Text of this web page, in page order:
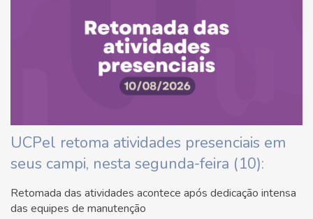
UCPel retoma atividades presenciais em
seus campi, nesta segunda-feira (10):
Retomada das atividades acontece após dedicação intensa
das equipes de manutenção